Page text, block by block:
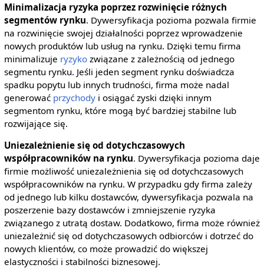
Minimalizacja ryzyka poprzez rozwinięcie różnych
segmentów rynku. Dywersyfikacja pozioma pozwala firmie
na rozwinięcie swojej działalności poprzez wprowadzenie
nowych produktów lub usług na rynku. Dzięki temu firma
minimalizuje ryzykozwiązane z zależnością od jednego
segmentu rynku. Jeśli jeden segment rynku doświadcza
spadku popytu lub innych trudności, firma może nadal
generować przychodyi osiągać zyski dzięki innym
segmentom rynku, które mogą być bardziej stabilne lub
rozwijające się.
Uniezależnienie się od dotychczasowych
współpracowników na rynku. Dywersyfikacja pozioma daje
firmie możliwość uniezależnienia się od dotychczasowych
współpracowników na rynku. W przypadku gdy firma zależy
od jednego lub kilku dostawców, dywersyfikacja pozwala na
poszerzenie bazy dostawców i zmniejszenie ryzyka
związanego z utratą dostaw. Dodatkowo, firma może również
uniezależnić się od dotychczasowych odbiorców i dotrzeć do
nowych klientów, co może prowadzić do większej
elastyczności i stabilności biznesowej.